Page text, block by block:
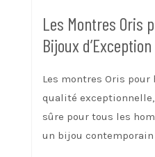
Les Montres Oris
Bijoux d’Exception
Les montres Oris pour
qualité
sûre pour tous les
un bijou